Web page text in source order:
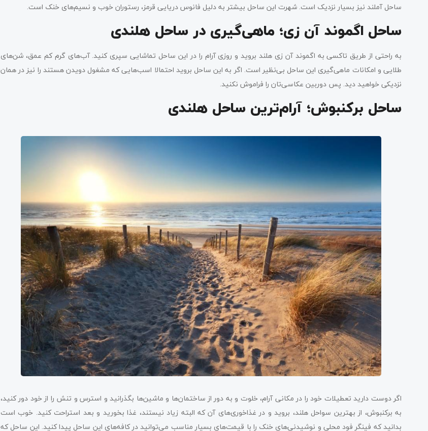
ساحل آملند نیز بسیار نزدیک است. شهرت این ساحل بیشتر به دلیل فانوس دریایی قرمز، رستوران خوب و نسیم‌های خنک است.
ساحل اگموند آن زی؛ ماهی‌گیری در ساحل هلندی
به راحتی از طریق تاکسی به اگموند آن زی هلند بروید و روزی آرام را در این ساحل تماشایی سپری کنید. آب‌های گرم کم عمق، شن‌های
طلایی و امکانات ماهی‌گیری این ساحل بی‌نظیر است. اگر به این ساحل بروید احتمالا اسب‌هایی که مشغول دویدن هستند را نیز در همان
نزدیکی خواهید دید. پس دوربین عکاسی‌تان را فراموش نکنید.
ساحل برکنبوش؛ آرام‌ترین ساحل هلندی
اگر دوست دارید تعطیلات خود را در مکانی آرام، خلوت و به دور از ساختمان‌ها و ماشین‌ها بگذرانید و استرس و تنش را از خود دور کنید،
به برکنبوش، از بهترین سواحل هلند، بروید و در غذاخوری‌های آن که البته زیاد نیستند، غذا بخورید و بعد استراحت کنید. خوب است
بدانید که فینگر فود محلی و نوشیدنی‌های خنک را با قیمت‌های بسیار مناسب می‌توانید در کافه‌های این ساحل پیدا کنید. این ساحل که